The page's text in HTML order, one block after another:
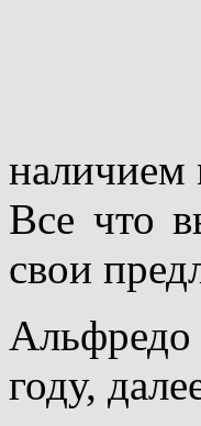
наличием
Все что
свои
году,